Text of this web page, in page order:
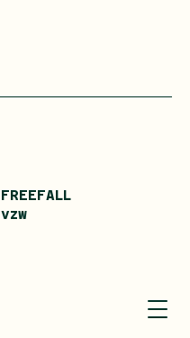
FREEFALL
vzw